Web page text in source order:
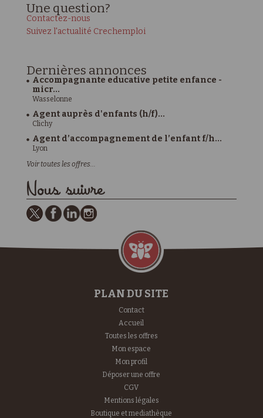
Une question?
Contactez-nous
Suivez l'actualité Crechemploi
Dernières annonces
Accompagnante educative petite enfance -
micr...
Wasselonne
Agent auprès d'enfants (h/f)...
Clichy
Agent d’accompagnement de l’enfant f/h...
Lyon
Voir toutes les offres...
Nous suivre
PLAN DU SITE
Contact
Accueil
Toutes les offres
Mon espace
Mon profil
Déposer une offre
CGV
Mentions légales
Boutique et mediathèque